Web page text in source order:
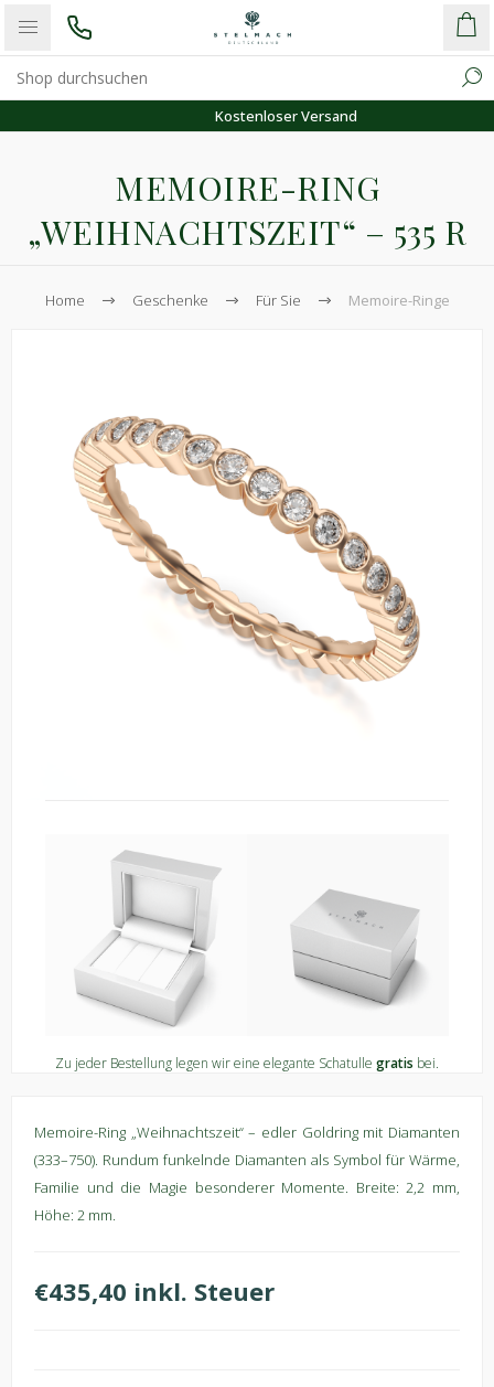
Kostenloser Versand
MEMOIRE-RING
„WEIHNACHTSZEIT“ – 535 R
Home Geschenke Für Sie Memoire-Ringe
Zu jeder Bestellung legen wir eine elegante Schatulle gratis bei.
Memoire-Ring „Weihnachtszeit“ – edler Goldring mit Diamanten
(333–750). Rundum funkelnde Diamanten als Symbol für Wärme,
Familie und die Magie besonderer Momente. Breite: 2,2 mm,
Höhe: 2 mm.
€435,40 inkl. Steuer